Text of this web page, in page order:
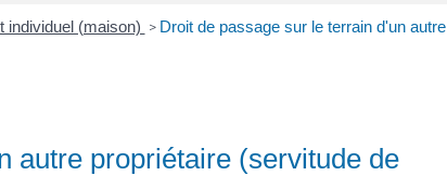
individuel (maison) > Droit de passage sur le terrain d'un autre
autre propriétaire (servitude de